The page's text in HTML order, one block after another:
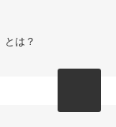
とは？